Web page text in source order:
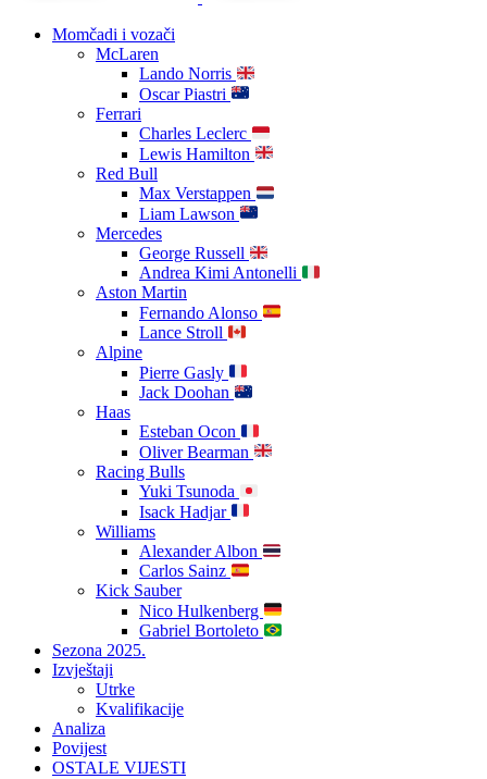
Momčadi i vozači
McLaren
Lando Norris
Oscar Piastri
Ferrari
Charles Leclerc
Lewis Hamilton
Red Bull
Max Verstappen
Liam Lawson
Mercedes
George Russell
Andrea Kimi Antonelli
Aston Martin
Fernando Alonso
Lance Stroll
Alpine
Pierre Gasly
Jack Doohan
Haas
Esteban Ocon
Oliver Bearman
Racing Bulls
Yuki Tsunoda
Isack Hadjar
Williams
Alexander Albon
Carlos Sainz
Kick Sauber
Nico Hulkenberg
Gabriel Bortoleto
Sezona 2025.
Izvještaji
Utrke
Kvalifikacije
Analiza
Povijest
OSTALE VIJESTI